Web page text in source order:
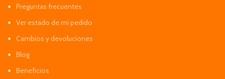
Preguntas frecuentes
Ver estado de mi pedido
Cambios y devoluciones
Blog
Beneficios